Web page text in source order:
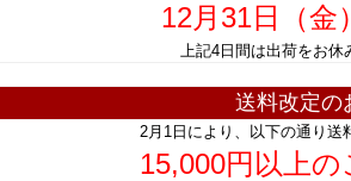
12月31日（金
上記4日間は出荷をお
送料改定の
2月1日により、以下の通り送
15,000円以上の